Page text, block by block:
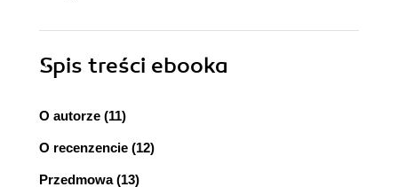
Spis treści ebooka
O autorze (11)
O recenzencie (12)
Przedmowa (13)